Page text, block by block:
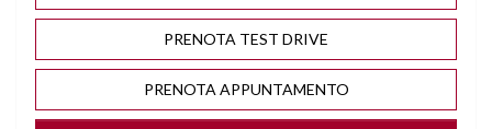
CERCHI "17
CLIMA AUTOMATICO BIZONA
PRENOTA TEST DRIVE
PRENOTA APPUNTAMENTO